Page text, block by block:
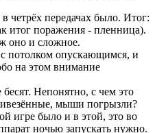
четрёх передачах было. Итог:
итог поражения - пленница).
оно и сложное.
потолком опускающимся, и
на этом внимание
Непонятно, с чем это
мыши погрызли?
игре было и в этой, это во
ночью запускать нужно.